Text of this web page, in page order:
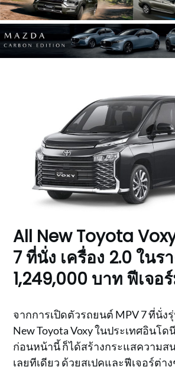
All New Toyota
7 ที่นั่ง เครื่อง 2.0 ในร
1,249,000 บาท ฟีเจอ
จากการเปิดตัวรถยนต์ MPV 7 ที่นั่ง
New Toyota Voxy ในประเทศอินโด
ก่อนหน้านี้ ก็ได้สร้างกระแสความส
เลยทีเดียว ด้วยสเปคและฟีเจอร์ต่า